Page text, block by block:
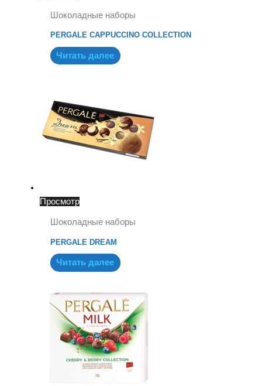
Шоколадные наборы
PERGALE CAPPUCCINO COLLECTION
Читать далее
Просмотр
Шоколадные наборы
PERGALE DREAM
Читать далее